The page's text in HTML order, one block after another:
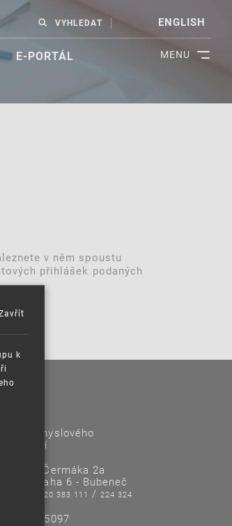
MENU
VYHLEDAT ENGLISH
E-PORTÁL
v něm spoustu
přihlášek podaných
Úřad průmyslového
vlastnictví
Antonína Čermáka 2a
160 68 Praha 6 - Bubeneč
220 383 111 /224 324
IČO: 48135097
k